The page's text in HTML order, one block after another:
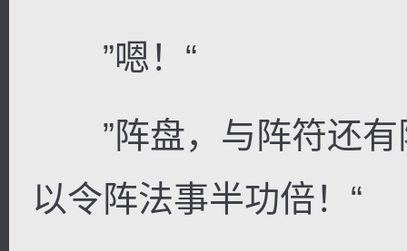
”嗯！“
”阵盘，与阵符还有
以令阵法事半功倍！“